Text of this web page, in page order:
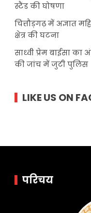
स्टैंड की घोषणा
चित्तौड़गढ़ में अज्ञात
क्षेत्र की घटना
साध्वी प्रेम बाईसा
की जांच में जुटी पुलिस
LIKE US ON
परिचय